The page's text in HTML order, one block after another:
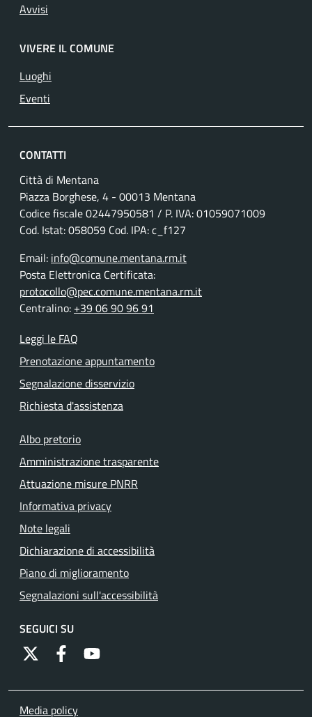
Avvisi
VIVERE IL COMUNE
Luoghi
Eventi
CONTATTI
Città di Mentana
Piazza Borghese, 4 - 00013 Mentana
Codice fiscale02447950581 / P. IVA:01059071009
Cod. Istat: 058059 Cod. IPA: c_f127
Email: info@comune.mentana.rm.it
Posta Elettronica Certificata:
protocollo@pec.comune.mentana.rm.it
Centralino: +39 06 90 96 91
Leggi le FAQ
Prenotazione appuntamento
Segnalazione disservizio
Richiesta d'assistenza
Albo pretorio
Amministrazione trasparente
Attuazione misure PNRR
Informativa privacy
Note legali
Dichiarazione di accessibilità
Piano di miglioramento
Segnalazioni sull'accessibilità
SEGUICI SU
https://twitter.com/comunementana
https://www.facebook.com/Comune-di-
http://www.youtube.com/channel/
Media policy